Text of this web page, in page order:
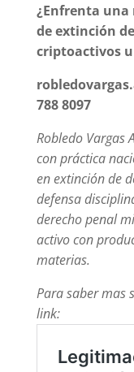
¿Enfrenta una
de extinción
criptoactivos
788 8097
Robledo Vargas
con práctica
en extinción de
defensa
derecho penal
activo con
materias.
Para saber mas
link: